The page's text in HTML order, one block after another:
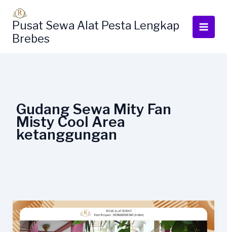
kontenPusat Sewa Alat Pesta Lengkap
Brebes
Gudang Sewa Mity Fan
Misty Cool Area
ketanggungan